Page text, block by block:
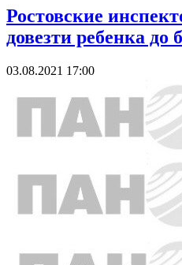
Ростовские
довезти ребенка до
03.08.2021 17:00